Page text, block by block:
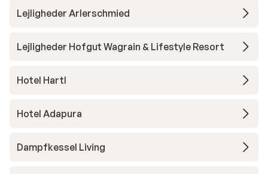
Lejligheder Arlerschmied
Lejligheder Hofgut Wagrain & Lifestyle Resort
Hotel Hartl
Hotel Adapura
Dampfkessel Living